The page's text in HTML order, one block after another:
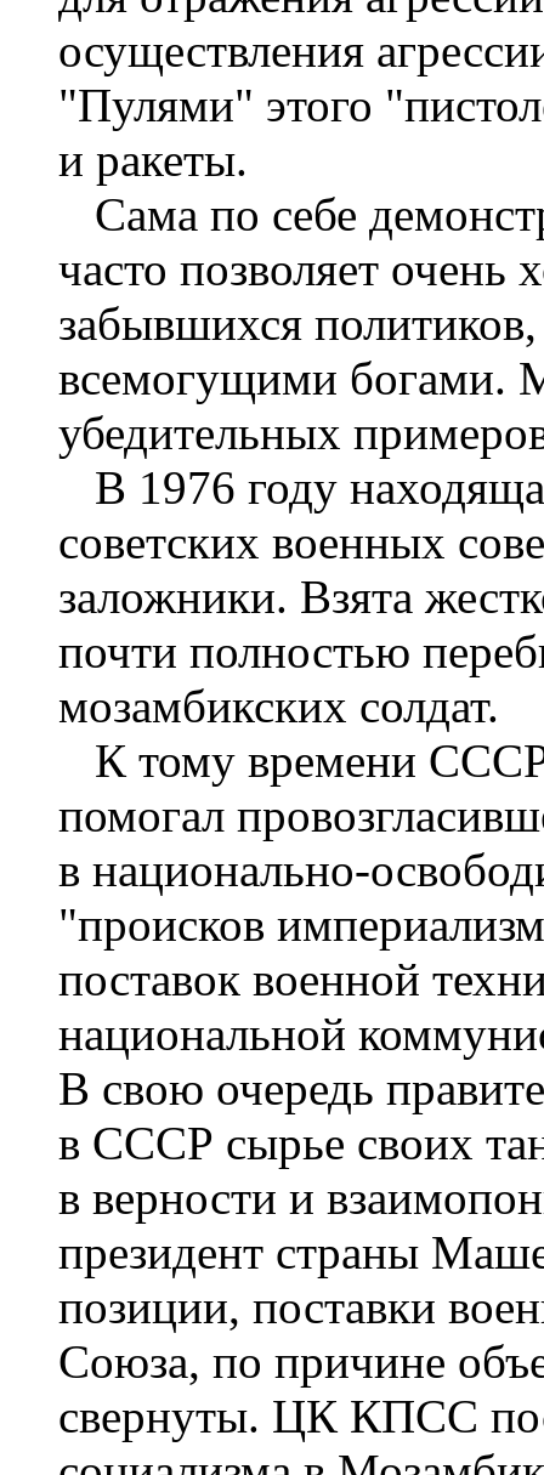
осуществления
"Пулями" этого
и ракеты.
Сама по себе
часто позволяет очень
забывшихся
всемогущими богами.
убедительных
В 1976 году
советских военных
заложники. Взята
почти полностью
мозамбикских солдат.
К тому времени СССР
помогал
в национально-
"происков
поставок военной
национальной
В свою очередь
в СССР сырье своих
в верности и
президент страны
позиции, поставки
Союза, по причине
свернуты. ЦК КПСС